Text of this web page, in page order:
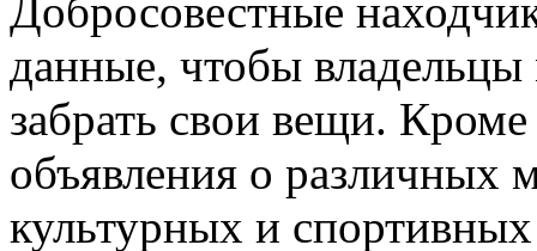
Добросовестные
данные, чтобы владельцы
забрать свои вещи.
объявления о различных
культурных и